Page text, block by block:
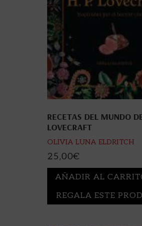
RECETAS DEL MUNDO
LOVECRAFT
OLIVIA LUNA ELDRITCH
25,00€
AÑADIR AL
REGALA ESTE